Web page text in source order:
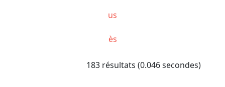
us
ès
183 résultats (0.046 secondes)